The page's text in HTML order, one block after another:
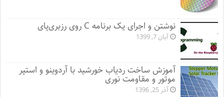
نوشتن و اجرای یک برنامه C روی رزبری‌پای
آبان 7, 1399
آموزش ساخت ردیاب خورشید با آردوینو و استپر
موتور و مقاومت نوری
آذر 25, 1396